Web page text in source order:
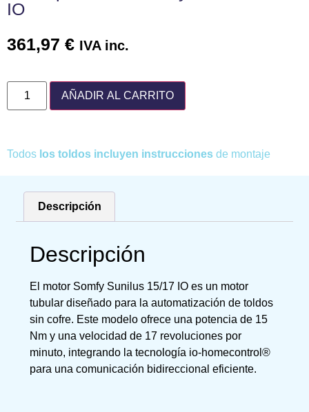
IO
361,97 € IVA inc.
AÑADIR AL CARRITO
Todos los toldos incluyen instrucciones de montaje
Descripción
Descripción
El motor Somfy Sunilus 15/17 IO es un motor
tubular diseñado para la automatización de toldos
sin cofre. Este modelo ofrece una potencia de 15
Nm y una velocidad de 17 revoluciones por
minuto, integrando la tecnología io-homecontrol®
para una comunicación bidireccional eficiente.